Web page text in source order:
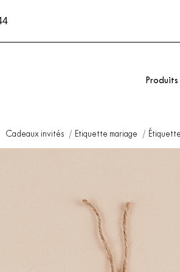
Produits
Cadeaux invités Etiquette mariage